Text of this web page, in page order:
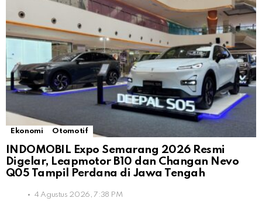
Ekonomi Otomotif
INDOMOBIL Expo Semarang 2026 Resmi
Digelar, Leapmotor B10 dan Changan Nevo
Q05 Tampil Perdana di Jawa Tengah
4 Agustus 2026, 7:38 PM